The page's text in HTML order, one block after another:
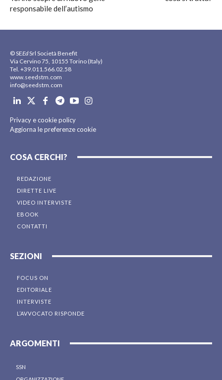
responsabile dell’autismo
© SEEdSrl Società Benefit
Via Cervino 75, 10155 Torino (Italy)
Tel. +39.011.566.02.58
www.seedstm.com
info@seedstm.com
Privacy e cookie policy
Aggiorna le preferenze cookie
COSA CERCHI?
REDAZIONE
DIRETTE LIVE
VIDEO INTERVISTE
EBOOK
CONTATTI
SEZIONI
FOCUS ON
EDITORIALE
INTERVISTE
L’AVVOCATO RISPONDE
ARGOMENTI
SSN